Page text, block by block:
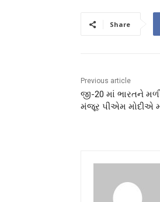
Share
Previous article
જી-20 માં ભારતને
મંજૂર પીએમ મોદીએ